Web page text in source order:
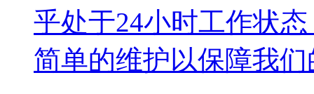
乎处于24小时工作状
简单的维护以保障我